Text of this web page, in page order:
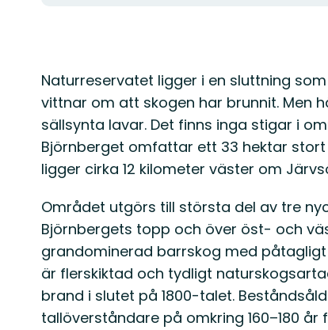
Beskrivning
Naturreservatet ligger i en sluttning
vittnar om att skogen har brunnit. Men
sällsynta lavar. Det finns inga stigar i
Björnberget omfattar ett 33 hektar
ligger cirka 12 kilometer väster om
Området utgörs till största del av tre
Björnbergets topp och över öst- och
grandominerad barrskog med
är flerskiktad och tydligt
brand i slutet på 1800-talet.
tallöverståndare på omkring 160–180